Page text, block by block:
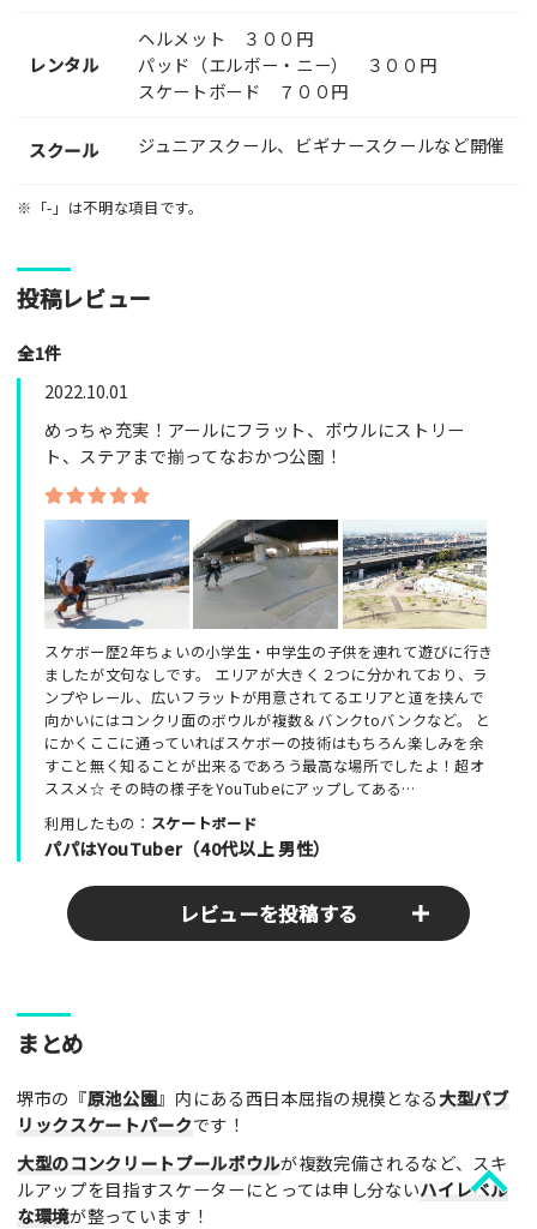
レンタル
ヘルメット ３００円
パッド（エルボー・ニー） ３００円
スケートボード ７００円
スクール ジュニアスクール、ビギナースクールなど開催
※「-」は不明な項目です。
投稿レビュー
全1件
2022.10.01
めっちゃ充実！アールにフラット、ボウルにストリー
ト、ステアまで揃ってなおかつ公園！
スケボー歴2年ちょいの小学生・中学生の子供を連れて遊びに行き
ましたが文句なしです。 エリアが大きく２つに分かれており、ラ
ンプやレール、広いフラットが用意されてるエリアと道を挟んで
向かいにはコンクリ面のボウルが複数＆バンクtoバンクなど。 と
にかくここに通っていればスケボーの技術はもちろん楽しみを余
すこと無く知ることが出来るであろう最高な場所でしたよ！超オ
ススメ☆ その時の様子をYouTubeにアップしてある…
利用したもの： スケートボード
パパはYouTuber（40代以上 男性）
レビューを投稿する
ここのパークやスポットの感想をぜひお寄せください！みんな
の参考となります！
レビュータイトル（※必須）
レビュー本文（※必須）
まとめ
堺市の『原池公園』内にある西日本屈指の規模となる大型パブ
リックスケートパークです！
大型のコンクリートプールボウルが複数完備されるなど、スキ
ルアップを目指すスケーターにとっては申し分ないハイレベル
な環境が整っています！